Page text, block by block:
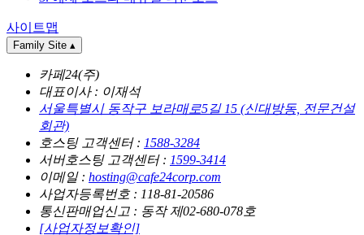
사이트맵
Family Site ▴
카페24(주)
대표이사 : 이재석
서울특별시 동작구 보라매로5길 15 (신대방동, 전문건설
회관)
호스팅 고객센터 : 1588-3284
서버호스팅 고객센터 : 1599-3414
이메일 : hosting@cafe24corp.com
사업자등록번호 : 118-81-20586
통신판매업신고 : 동작 제02-680-078호
[사업자정보확인]